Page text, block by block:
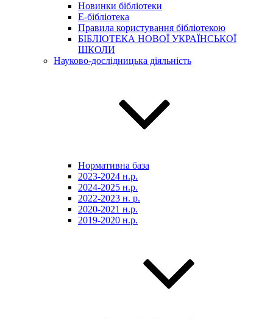
Новинки бібліотеки
E-бібліотека
Правила користування бібліотекою
БІБЛІОТЕКА НОВОЇ УКРАЇНСЬКОЇ
ШКОЛИ
Науково-дослідницька діяльність
Нормативна база
2023-2024 н.р.
2024-2025 н.р.
2022-2023 н. р.
2020-2021 н.р.
2019-2020 н.р.